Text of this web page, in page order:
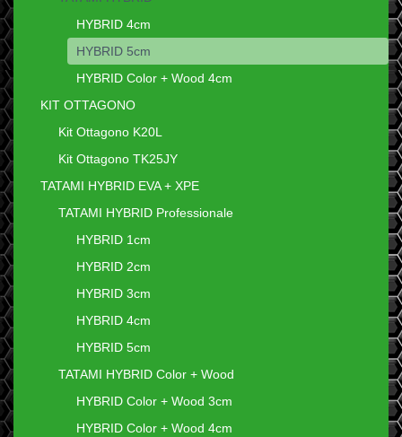
HYBRID 4cm
HYBRID 5cm
HYBRID Color + Wood 4cm
KIT OTTAGONO
Kit Ottagono K20L
Kit Ottagono TK25JY
TATAMI HYBRID EVA + XPE
TATAMI HYBRID Professionale
HYBRID 1cm
HYBRID 2cm
HYBRID 3cm
HYBRID 4cm
HYBRID 5cm
TATAMI HYBRID Color + Wood
HYBRID Color + Wood 3cm
HYBRID Color + Wood 4cm